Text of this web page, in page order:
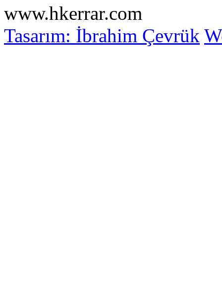
www.hkerrar.com
Tasarım: İbrahim Çevrük